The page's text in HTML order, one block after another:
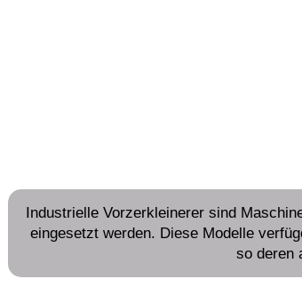
Industrielle Vorzerkleinerer sind
eingesetzt werden. Diese Modelle
so deren